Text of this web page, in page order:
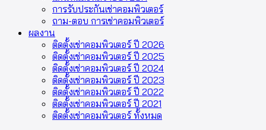
การรับประกันเช่าคอมพิวเตอร์
ถาม-ตอบ การเช่าคอมพิวเตอร์
ผลงาน
ติดตั้งเช่าคอมพิวเตอร์ ปี 2026
ติดตั้งเช่าคอมพิวเตอร์ ปี 2025
ติดตั้งเช่าคอมพิวเตอร์ ปี 2024
ติดตั้งเช่าคอมพิวเตอร์ ปี 2023
ติดตั้งเช่าคอมพิวเตอร์ ปี 2022
ติดตั้งเช่าคอมพิวเตอร์ ปี 2021
ติดตั้งเช่าคอมพิวเตอร์ ทั้งหมด